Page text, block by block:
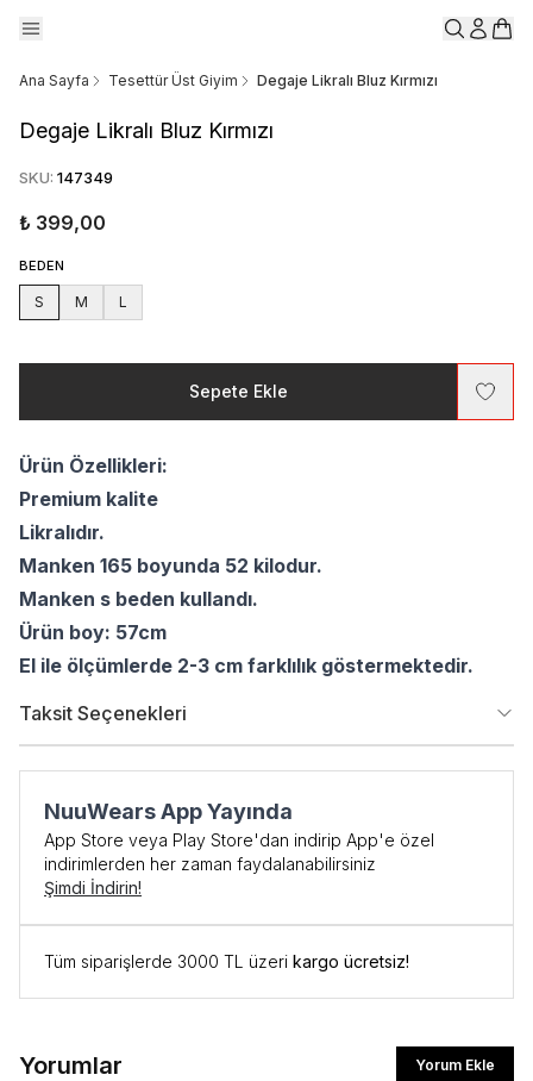
Ana Sayfa Tesettür Üst Giyim Degaje Likralı Bluz Kırmızı
Degaje Likralı Bluz Kırmızı
SKU: 147349
₺ 399,00
BEDEN
S M L
Sepete Ekle
Ürün Özellikleri:
Premium kalite
Likralıdır.
Manken 165 boyunda 52 kilodur.
Manken s beden kullandı.
Ürün boy: 57cm
El ile ölçümlerde 2-3 cm farklılık göstermektedir.
Taksit Seçenekleri
NuuWears App Yayında
App Store veya Play Store'dan indirip App'e özel
indirimlerden her zaman faydalanabilirsiniz
Şimdi İndirin!
Tüm siparişlerde 3000 TL üzeri kargo ücretsiz!
Yorumlar Yorum Ekle